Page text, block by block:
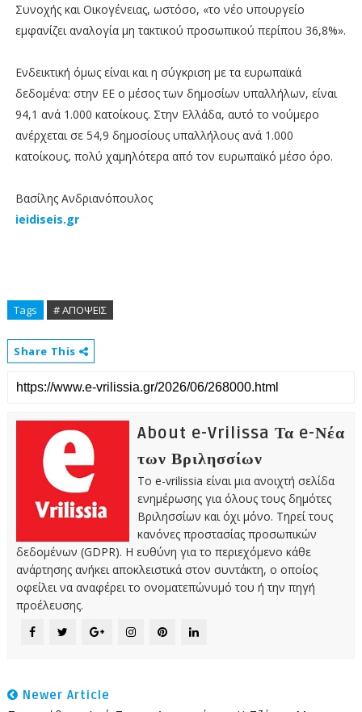
Συνοχής και Οικογένειας, ωστόσο, «το νέο υπουργείο
εμφανίζει αναλογία μη τακτικού προσωπικού περίπου 36,8%».
Ενδεικτική όμως είναι και η σύγκριση με τα ευρωπαϊκά
δεδομένα: στην ΕΕ ο μέσος των δημοσίων υπαλλήλων, είναι
94,1 ανά 1.000 κατοίκους. Στην Ελλάδα, αυτό το νούμερο
ανέρχεται σε 54,9 δημοσίους υπαλλήλους ανά 1.000
κατοίκους, πολύ χαμηλότερα από τον ευρωπαϊκό μέσο όρο.
Βασίλης Ανδριανόπουλος
ieidiseis.gr
Tags # ΑΠΟΨΕΙΣ
Share This
About e-Vrilissa Τα e-Νέα
των Βριλησσίων
Το e-vrilissia είναι μια ανοιχτή σελίδα
ενημέρωσης για όλους τους δημότες
Βριλησσίων και όχι μόνο. Τηρεί τους
κανόνες προστασίας προσωπικών
δεδομένων (GDPR). Η ευθύνη για το περιεχόμενο κάθε
ανάρτησης ανήκει αποκλειστικά στον συντάκτη, ο οποίος
οφείλει να αναφέρει το ονοματεπώνυμό του ή την πηγή
προέλευσης.
Newer Article